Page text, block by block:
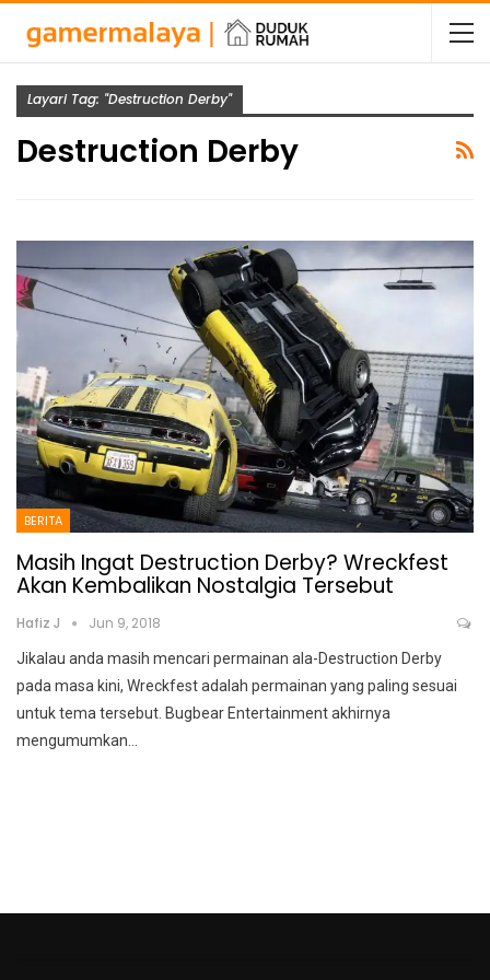
Layari Tag: "Destruction Derby"
Destruction Derby
BERITA
Masih Ingat Destruction Derby? Wreckfest
Akan Kembalikan Nostalgia Tersebut
Hafiz J Jun 9, 2018
Jikalau anda masih mencari permainan ala-Destruction Derby
pada masa kini, Wreckfest adalah permainan yang paling sesuai
untuk tema tersebut. Bugbear Entertainment akhirnya
mengumumkan…